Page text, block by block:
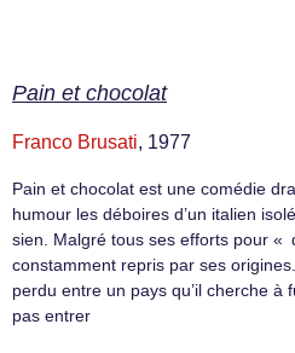
Pain et chocolat
Franco Brusati, 1977
Pain et chocolat est une comédie
humour les déboires d’un italien
sien. Malgré tous ses efforts pour «
constamment repris par ses
perdu entre un pays qu’il cherche à
pas entrer